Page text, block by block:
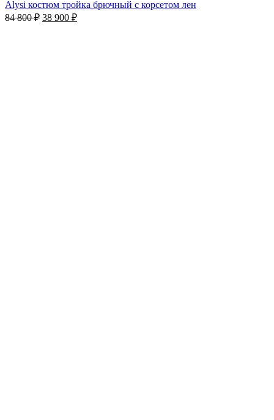
Alysi костюм тройка брючный с корсетом лен
84 800₽ 38 900 ₽